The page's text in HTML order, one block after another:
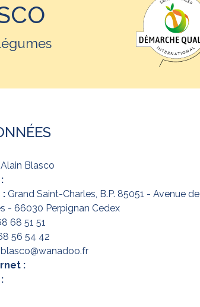
Alain Blasco
: Grand Saint-Charles, B.P. 85051 - Avenue de
- 66030 Perpignan Cedex
68 51 51
56 54 42
: